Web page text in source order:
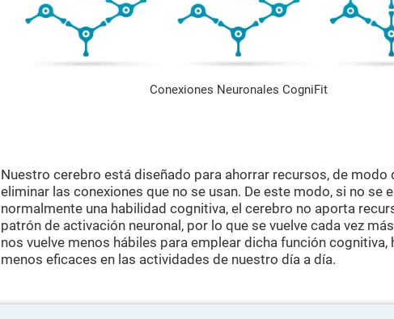
Conexiones Neuronales CogniFit
Nuestro cerebro está diseñado para ahorrar recursos, de modo
eliminar las conexiones que no se usan. De este modo, si no se
normalmente una habilidad cognitiva, el cerebro no aporta
patrón de activación neuronal, por lo que se vuelve cada vez
nos vuelve menos hábiles para emplear dicha función cognitiva,
menos eficaces en las actividades de nuestro día a día.